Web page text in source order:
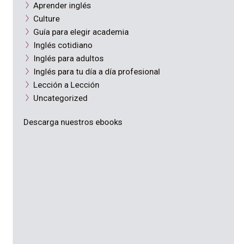
Aprender inglés
Culture
Guía para elegir academia
Inglés cotidiano
Inglés para adultos
Inglés para tu día a día profesional
Lección a Lección
Uncategorized
Descarga nuestros ebooks